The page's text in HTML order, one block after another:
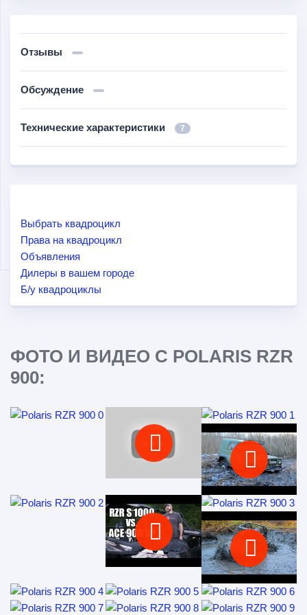
Отзывы
Обсуждение
Технические характеристики 7
Выбрать квадроцикл
Права на квадроцикл
Объявления
Дилеры в вашем городе
Б/у квадроциклы
ФОТО И ВИДЕО С POLARIS RZR
900: